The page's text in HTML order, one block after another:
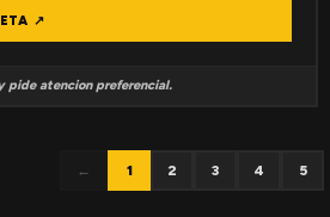
↗
pide atencion preferencial.
← 1 2 3 4 5